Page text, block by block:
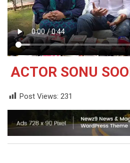
ACTOR SONU
Post Views: 231